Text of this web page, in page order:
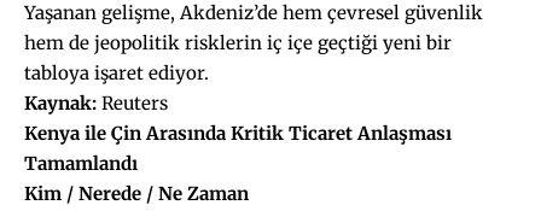
Yaşanan gelişme, Akdeniz’de hem çevresel güvenlik
hem de jeopolitik risklerin iç içe geçtiği yeni bir
tabloya işaret ediyor.
Kaynak: Reuters
Kenya ile Çin Arasında Kritik Ticaret Anlaşması
Tamamlandı
Kim / Nerede / Ne Zaman